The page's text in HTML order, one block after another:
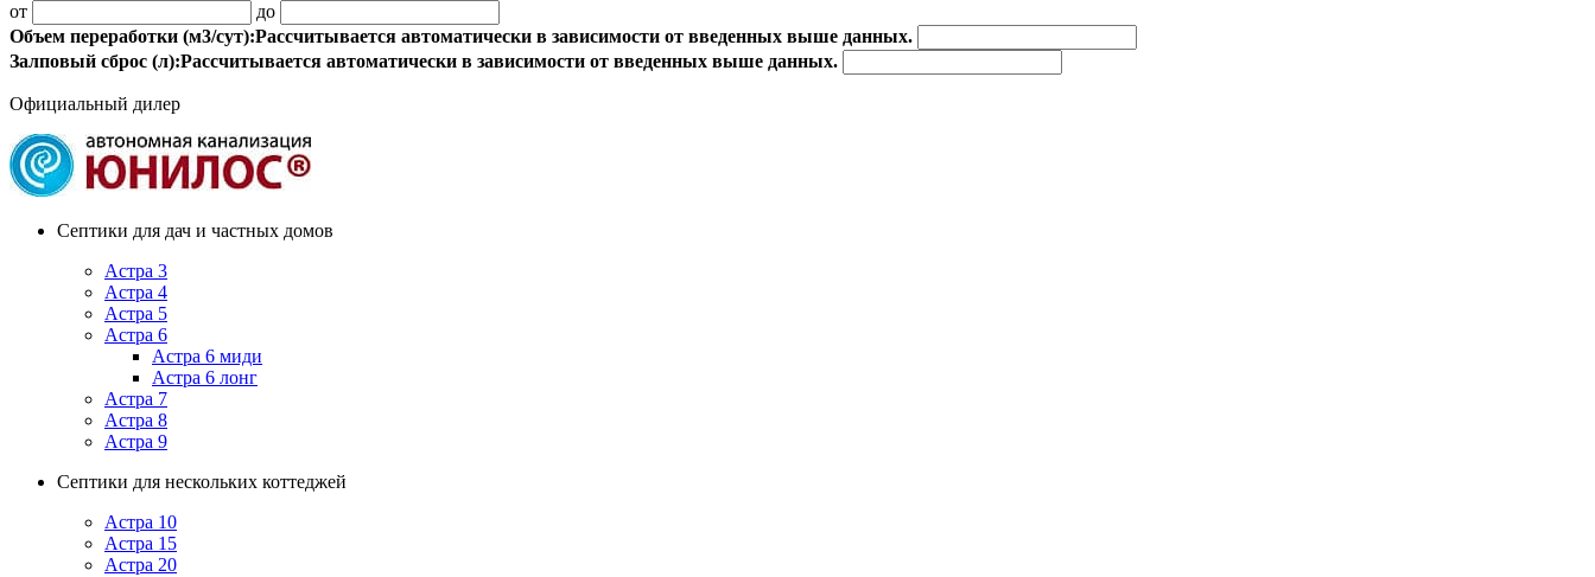
от
до
Объем переработки (м3/сут):Рассчитывается автоматически в зависимости от введенных выше данных.
Залповый сброс (л):Рассчитывается автоматически в зависимости от введенных выше данных.
Официальный дилер
Септики для дач и частных домов
Астра 3
Астра 4
Астра 5
Астра 6
Астра 6 миди
Астра 6 лонг
Астра 7
Астра 8
Астра 9
Септики для нескольких коттеджей
Астра 10
Астра 15
Астра 20